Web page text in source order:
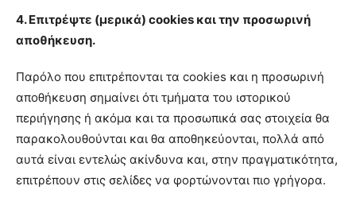
4. Επιτρέψτε (μερικά) cookies και την προσωρινή
αποθήκευση.
Παρόλο που επιτρέπονται τα cookies και η προσωρινή
αποθήκευση σημαίνει ότι τμήματα του ιστορικού
περιήγησης ή ακόμα και τα προσωπικά σας στοιχεία θα
παρακολουθούνται και θα αποθηκεύονται, πολλά από
αυτά είναι εντελώς ακίνδυνα και, στην πραγματικότητα,
επιτρέπουν στις σελίδες να φορτώνονται πιο γρήγορα.